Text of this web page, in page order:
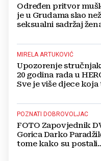
Određen pritvor
je u Grudama slao
seksualni sadržaj
MIRELA ARTUKOVIĆ
Upozorenje
20 godina rada u
Sve je više djece
POZNATI DOBROVOLJAC
FOTO Zapovjednik
Gorica Darko
tome kako su postali